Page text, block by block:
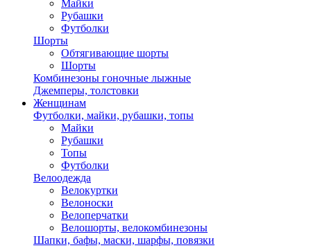
Майки
Рубашки
Футболки
Шорты
Обтягивающие шорты
Шорты
Комбинезоны гоночные лыжные
Джемперы, толстовки
Женщинам
Футболки, майки, рубашки, топы
Майки
Рубашки
Топы
Футболки
Велоодежда
Велокуртки
Велоноски
Велоперчатки
Велошорты, велокомбинезоны
Шапки, бафы, маски, шарфы, повязки